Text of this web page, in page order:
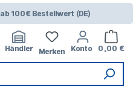
100€ Bestellwert (DE)
Händler Merken Konto 0,00 €